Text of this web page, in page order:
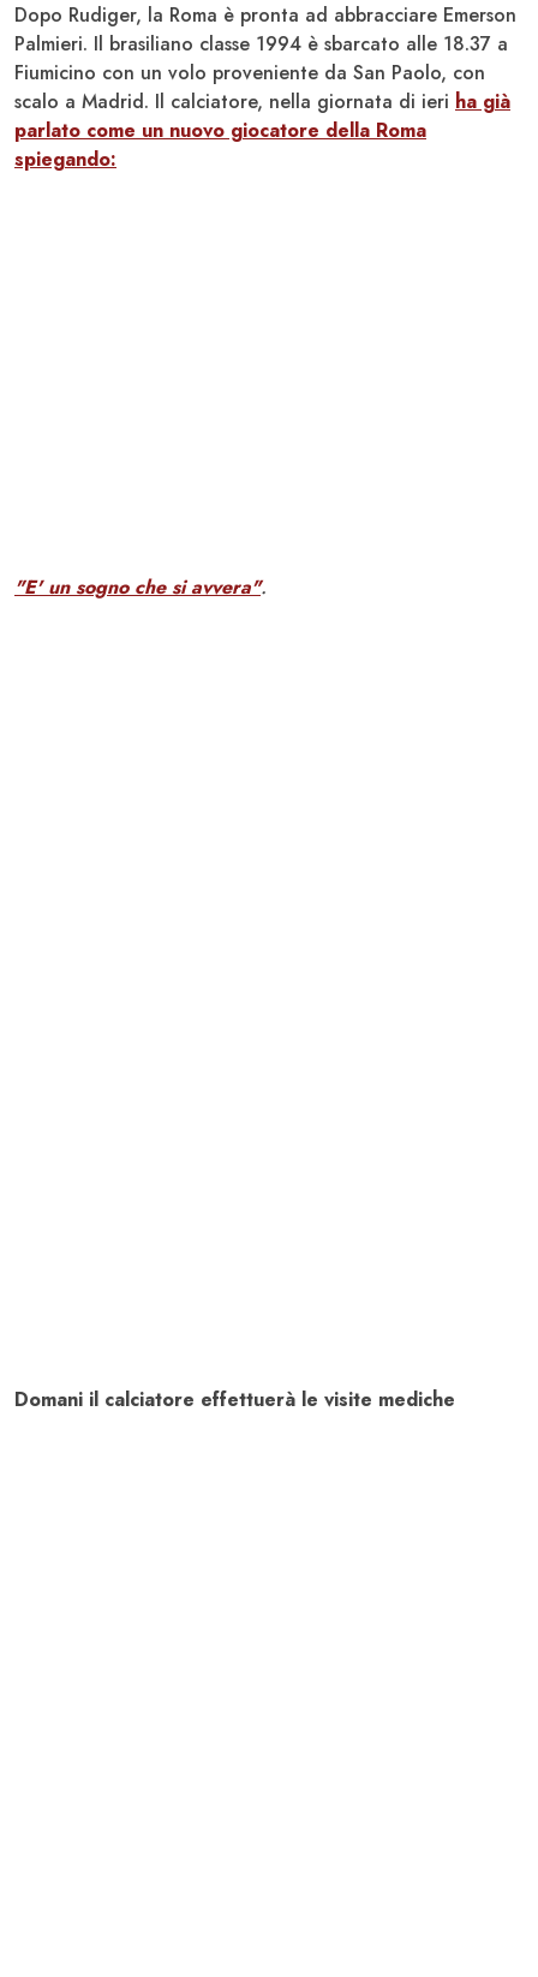
Dopo Rudiger, la Roma è pronta ad abbracciare Emerson
Palmieri. Il brasiliano classe 1994 è sbarcato alle 18.37 a
Fiumicino con un volo proveniente da San Paolo, con
scalo a Madrid. Il calciatore, nella giornata di ieri ha già
parlato come un nuovo giocatore della Roma
spiegando:
"E' un sogno che si avvera".
Domani il calciatore effettuerà le visite mediche